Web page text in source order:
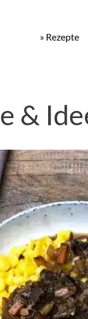
» Rezepte
&